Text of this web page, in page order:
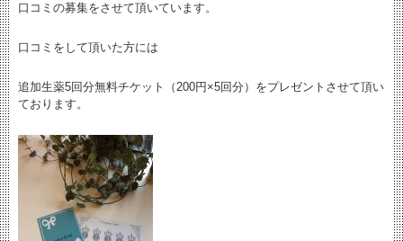
口コミの募集をさせて頂いています。
口コミをして頂いた方には
追加生薬5回分無料チケット（200円×5回分）をプレゼントさせて頂い
ております。